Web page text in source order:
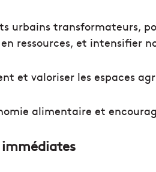
urbains transformateurs,
ressources, et intensifier
et valoriser les espaces
alimentaire et
immédiates